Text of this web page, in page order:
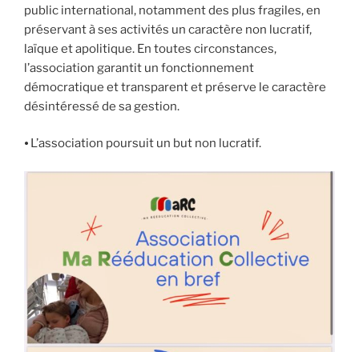
public international, notamment des plus fragiles, en
préservant à ses activités un caractère non lucratif,
laïque et apolitique. En toutes circonstances,
l’association garantit un fonctionnement
démocratique et transparent et préserve le caractère
désintéressé de sa gestion.
⦁ L’association poursuit un but non lucratif.